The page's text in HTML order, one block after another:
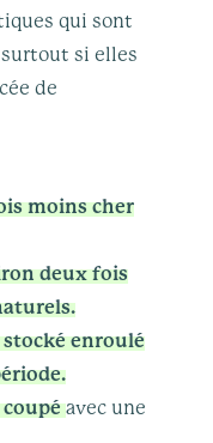
qui sont
si elles
de
moins cher
deux fois
enroulé
coupéavec une